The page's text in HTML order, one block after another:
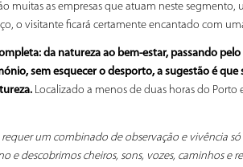
muitas as empresas que atuam neste
o visitante ficará certamente encantado com
da natureza ao bem-estar, passando
sem esquecer o desporto, a sugestão é que
Localizado a menos de duas horas do Porto
requer um combinado de observação e vivência
e descobrimos cheiros, sons, vozes, caminhos e